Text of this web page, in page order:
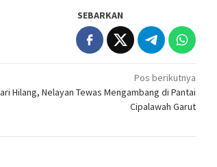
SEBARKAN
Pos berikutnya
Hilang, Nelayan Tewas Mengambang di Pantai
Cipalawah Garut